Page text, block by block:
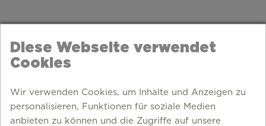
Diese Webseite verwendet
Cookies
Wir verwenden Cookies, um Inhalte und Anzeigen zu
personalisieren, Funktionen für soziale Medien
anbieten zu können und die Zugriffe auf unsere